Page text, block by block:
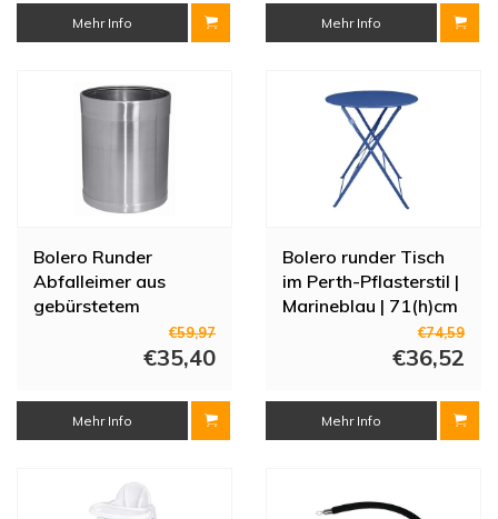
Mehr Info Mehr Info
Bolero Runder
Abfalleimer aus
gebürstetem
Edelstahl | 10 Liter€59,97
€35,40
Mehr Info
Bolero runder Tisch
im Perth-Pflasterstil |
Marineblau | 71(h)cm
€74,59
€36,52
Mehr Info